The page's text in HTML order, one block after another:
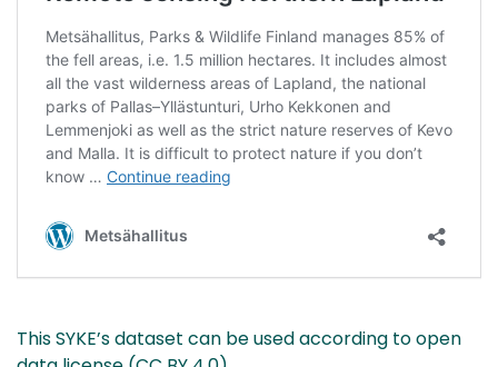
This SYKE’s dataset can be used according to open